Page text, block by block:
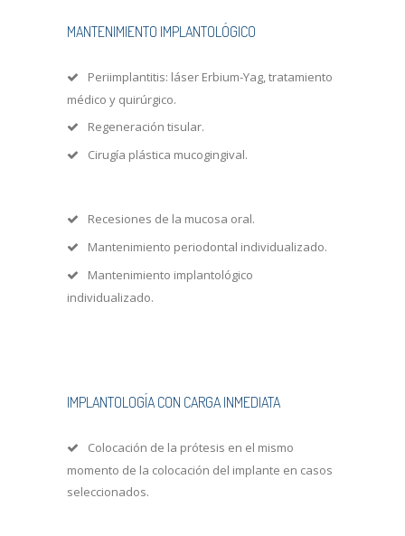
MANTENIMIENTO IMPLANTOLÓGICO
Periimplantitis: láser Erbium-Yag, tratamiento
médico y quirúrgico.
Regeneración tisular.
Cirugía plástica mucogingival.
Recesiones de la mucosa oral.
Mantenimiento periodontal individualizado.
Mantenimiento implantológico
individualizado.
IMPLANTOLOGÍA CON CARGA INMEDIATA
Colocación de la prótesis en el mismo
momento de la colocación del implante en casos
seleccionados.